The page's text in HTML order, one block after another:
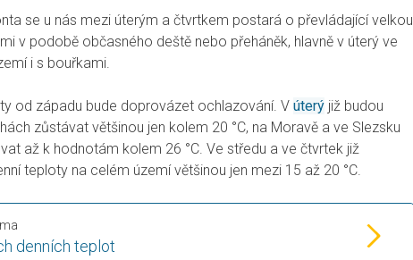
se u nás mezi úterým a čtvrtkem postará o převládající velkou
v podobě občasného deště nebo přeháněk, hlavně v úterý ve
i s bouřkami.
od západu bude doprovázet ochlazování. V úterý již budou
zůstávat většinou jen kolem 20 °C, na Moravě a ve Slezsku
až k hodnotám kolem 26 °C. Ve středu a ve čtvrtek již
teploty na celém území většinou jen mezi 15 až 20 °C.
denních teplot